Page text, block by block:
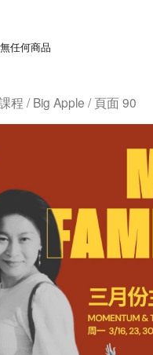
任何商品
程 / Big Apple / 頁面 90